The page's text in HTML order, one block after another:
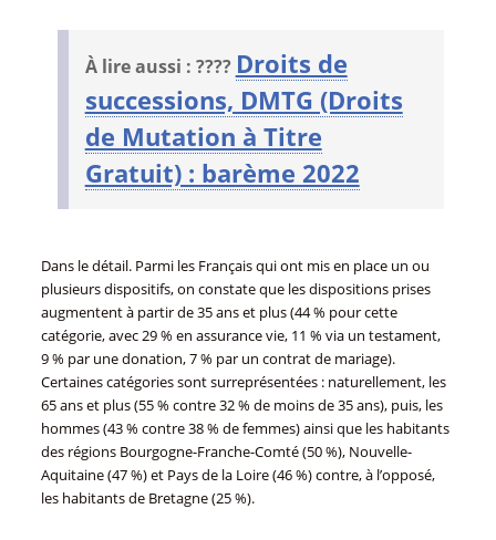
À lire aussi : ???? Droits de
successions, DMTG (Droits
de Mutation à Titre
Gratuit) : barème 2022
Dans le détail. Parmi les Français qui ont mis en place un ou
plusieurs dispositifs, on constate que les dispositions prises
augmentent à partir de 35 ans et plus (44 % pour cette
catégorie, avec 29 % en assurance vie, 11 % via un testament,
9 % par une donation, 7 % par un contrat de mariage).
Certaines catégories sont surreprésentées : naturellement, les
65 ans et plus (55 % contre 32 % de moins de 35 ans), puis, les
hommes (43 % contre 38 % de femmes) ainsi que les habitants
des régions Bourgogne-Franche-Comté (50 %), Nouvelle-
Aquitaine (47 %) et Pays de la Loire (46 %) contre, à l’opposé,
les habitants de Bretagne (25 %).